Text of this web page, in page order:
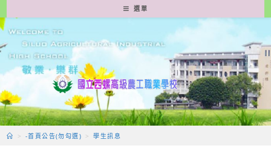
轉
至
要
容
選單
> -首頁公告(勿勾選) > 學生訊息